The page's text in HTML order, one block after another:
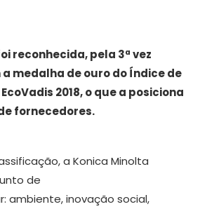
reconhecida, pela 3ª vez
medalha de ouro do Índice de
2018, o que a posiciona
fornecedores.
a Konica Minolta
de
ambiente, inovação social,